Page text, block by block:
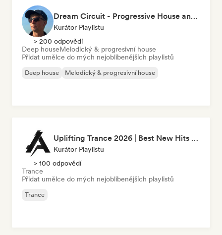
Dream Circuit - Progressive House and Beyond by Favna
Kurátor Playlistu
> 200 odpovědí
Deep houseMelodický & progresivní house
Přidat umělce do mých nejoblíbenějších playlistů
Deep house Melodický & progresivní house
Uplifting Trance 2026 | Best New Hits by Allan Berndtz
Kurátor Playlistu
> 100 odpovědí
Trance
Přidat umělce do mých nejoblíbenějších playlistů
Trance